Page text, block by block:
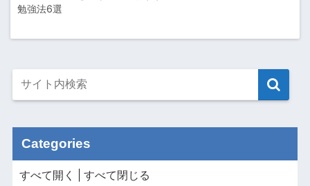
勉強法6選
Categories
すべて開く
すべて閉じる